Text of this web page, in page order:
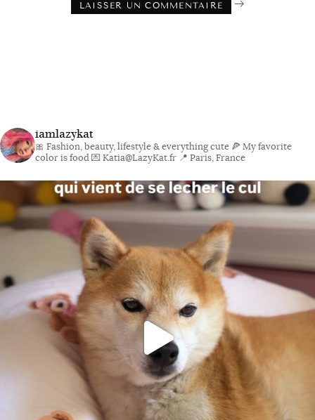
iamlazykat
🎀 Fashion, beauty, lifestyle & everything cute 🍕 My favorite
color is food💌 Katia@LazyKat.fr 📍 Paris, France